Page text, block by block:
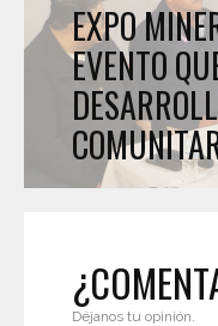
EXPO
EVENTO
Déjanos tu opinión.